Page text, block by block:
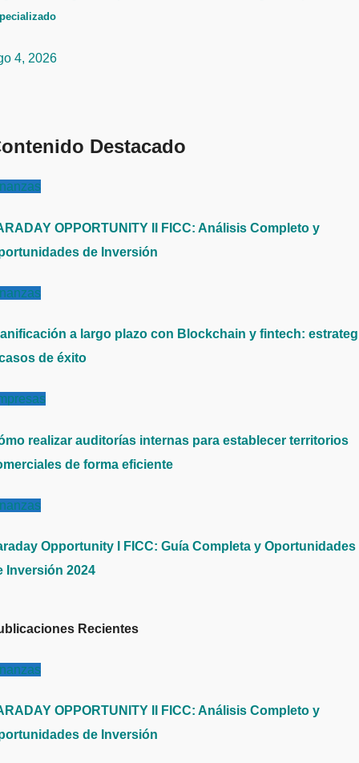
4, 2026
Destacado
OPPORTUNITY II FICC: Análisis Completo y
de Inversión
a largo plazo con Blockchain y fintech:
de éxito
realizar auditorías internas para establecer territorios
de forma eficiente
Opportunity I FICC: Guía Completa y Oportunidades
Inversión 2024
Recientes
OPPORTUNITY II FICC: Análisis Completo y
de Inversión